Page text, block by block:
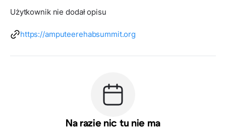
Użytkownik nie dodał opisu
https://amputeerehabsummit.org
Na razie nic tu nie ma